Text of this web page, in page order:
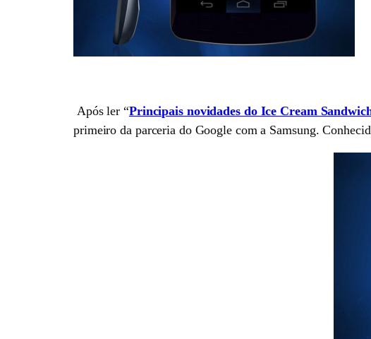
Após ler “Principais novidades do Ice Cream
primeiro da parceria do Google com a Samsung.